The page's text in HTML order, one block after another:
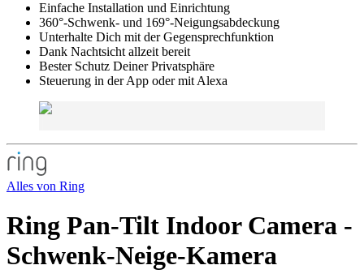
Einfache Installation und Einrichtung
360°-Schwenk- und 169°-Neigungsabdeckung
Unterhalte Dich mit der Gegensprechfunktion
Dank Nachtsicht allzeit bereit
Bester Schutz Deiner Privatsphäre
Steuerung in der App oder mit Alexa
Alles von Ring
Ring Pan-Tilt Indoor Camera -
Schwenk-Neige-Kamera